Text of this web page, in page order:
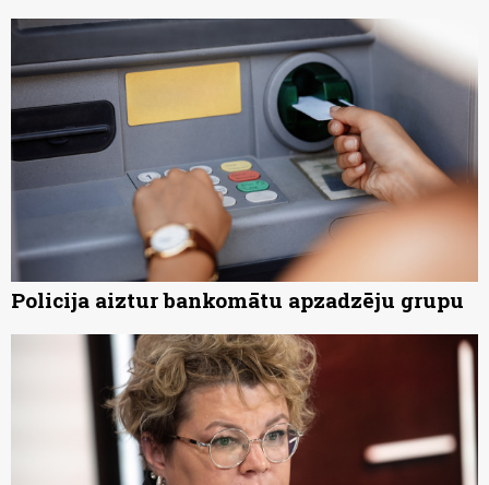
Policija aiztur bankomātu apzadzēju grupu